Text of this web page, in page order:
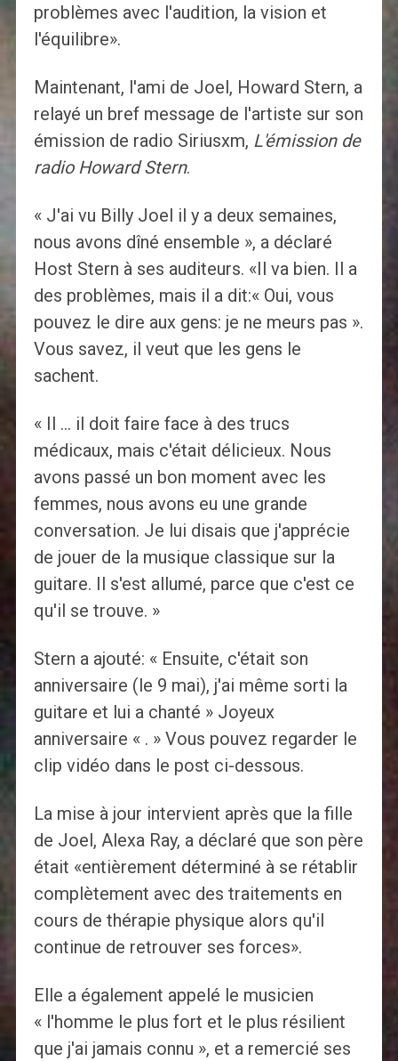
problèmes avec l'audition, la vision et
l'équilibre».
Maintenant, l'ami de Joel, Howard Stern, a
relayé un bref message de l'artiste sur son
émission de radio Siriusxm, L'émission de
radio Howard Stern.
« J'ai vu Billy Joel il y a deux semaines,
nous avons dîné ensemble », a déclaré
Host Stern à ses auditeurs. «Il va bien. Il a
des problèmes, mais il a dit:« Oui, vous
pouvez le dire aux gens: je ne meurs pas ».
Vous savez, il veut que les gens le
sachent.
« Il … il doit faire face à des trucs
médicaux, mais c'était délicieux. Nous
avons passé un bon moment avec les
femmes, nous avons eu une grande
conversation. Je lui disais que j'apprécie
de jouer de la musique classique sur la
guitare. Il s'est allumé, parce que c'est ce
qu'il se trouve. »
Stern a ajouté: « Ensuite, c'était son
anniversaire (le 9 mai), j'ai même sorti la
guitare et lui a chanté » Joyeux
anniversaire « . » Vous pouvez regarder le
clip vidéo dans le post ci-dessous.
La mise à jour intervient après que la fille
de Joel, Alexa Ray, a déclaré que son père
était «entièrement déterminé à se rétablir
complètement avec des traitements en
cours de thérapie physique alors qu'il
continue de retrouver ses forces».
Elle a également appelé le musicien
« l'homme le plus fort et le plus résilient
que j'ai jamais connu », et a remercié ses